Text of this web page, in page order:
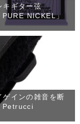
キギター弦
NICKEL」
インの雑音を断
Petrucci